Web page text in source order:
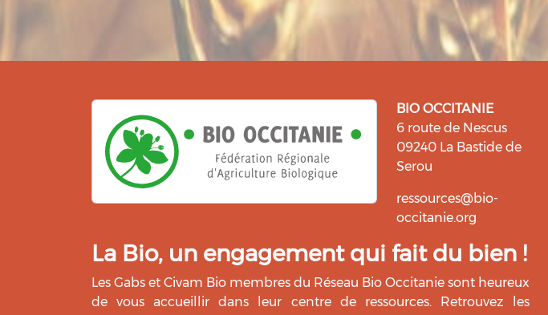
BIO OCCITANIE
6 route de Nescus
09240 La Bastide de
Serou
ressources@bio-
occitanie.org
La Bio, un engagement qui fait du bien !
Les Gabs et Civam Bio membres du Réseau Bio Occitanie sont heureux
de vous accueillir dans leur centre de ressources. Retrouvez les